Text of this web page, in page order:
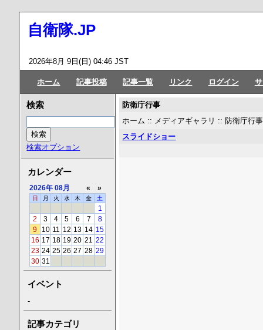
自衛隊.JP
2026年8月 9日(日) 04:46 JST
ホーム 記事投稿 記事一覧 リンク ログイン
防衛庁行事
ホーム :: メディアギャラリ :: 防衛庁行事
スライドショー
検索
検索オプション
カレンダー
2026年 08月 « »
日 月 火 水 木 金 土
1
2
3 4 5 6 7
8
9
10 11 12 13 14 15
16 17 18 19 20 21
22
23 24 25 26 27 28 29
30 31
イベント
-
記事カテゴリ